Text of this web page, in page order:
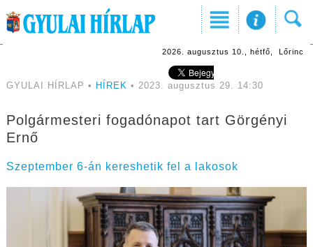
2026. augusztus 10., hétfő, Lőrinc
GYULAI HÍRLAP • HÍREK • 2023. augusztus 29. 14:30
Polgármesteri fogadónapot tart Görgényi
Ernő
Szeptember 6-án kereshetik fel a lakosok